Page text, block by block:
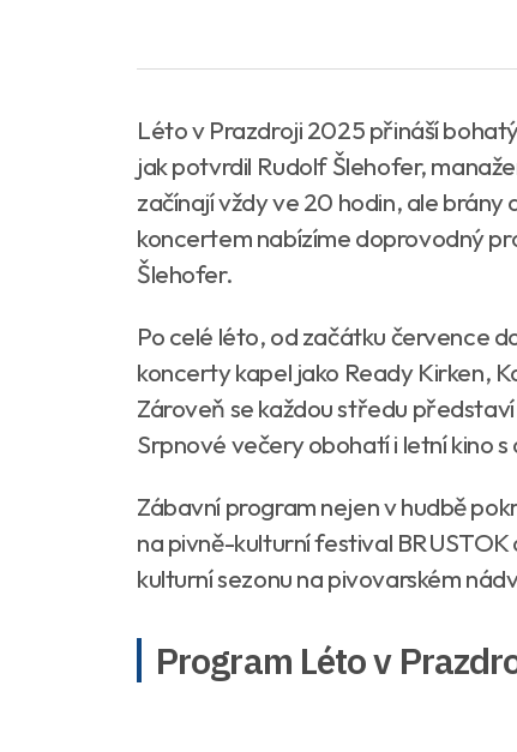
Léto v Prazdroji 2025 přináší
jak potvrdil Rudolf Šlehofer,
začínají vždy ve 20 hodin, ale brány
koncertem nabízíme doprovodný
Šlehofer.
Po celé léto, od začátku července
koncerty kapel jako Ready Kirken,
Zároveň se každou středu
Srpnové večery obohatí i letní kino
Zábavní program nejen v hudbě
na pivně-kulturní festival
kulturní sezonu na pivovarském
Program Léto v